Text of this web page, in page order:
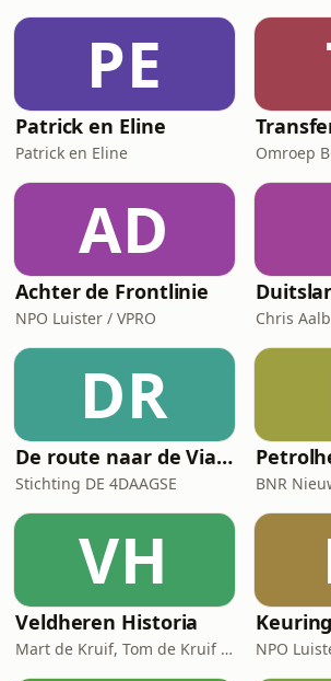
PE
Patrick en Eline
Patrick en Eline Omroep
AD
Achter de Frontlinie
NPO Luister / VPRO
DR
De route naar de Via Gladiola: de officiële podcast van de 4Daagse
Stichting DE 4DAAGSE BNR
VH
Veldheren Historia
Mart de Kruif, Tom de Kruif / National Geographic Historia, Corti Media NPO